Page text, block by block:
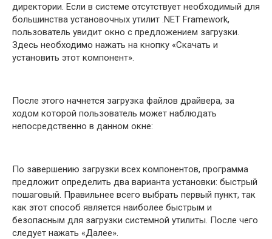
директории. Если в системе отсутствует необходимый для
большинства установочных утилит .NET Framework,
пользователь увидит окно с предложением загрузки.
Здесь необходимо нажать на кнопку «Скачать и
установить этот компонент».
После этого начнется загрузка файлов драйвера, за
ходом которой пользователь может наблюдать
непосредственно в данном окне:
По завершению загрузки всех компонентов, программа
предложит определить два варианта установки: быстрый
пошаговый. Правильнее всего выбрать первый пункт, так
как этот способ является наиболее быстрым и
безопасным для загрузки системной утилиты. После чего
следует нажать «Далее».